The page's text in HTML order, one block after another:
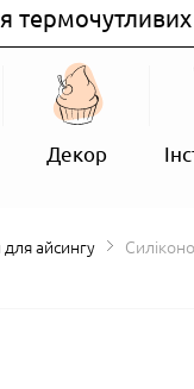
Декор
для айсингу